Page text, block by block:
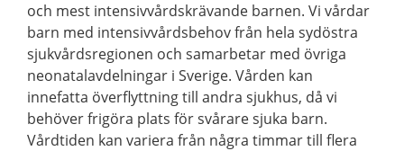
och mest intensivvårdskrävande barnen. Vi vårdar
barn med intensivvårdsbehov från hela sydöstra
sjukvårdsregionen och samarbetar med övriga
neonatalavdelningar i Sverige. Vården kan
innefatta överflyttning till andra sjukhus, då vi
behöver frigöra plats för svårare sjuka barn.
Vårdtiden kan variera från några timmar till flera